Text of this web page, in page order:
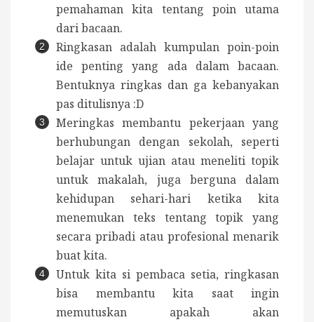
pemahaman kita tentang poin utama
dari bacaan.
Ringkasan adalah kumpulan poin-poin
ide penting yang ada dalam bacaan.
Bentuknya ringkas dan ga kebanyakan
pas ditulisnya :D
Meringkas membantu pekerjaan yang
berhubungan dengan sekolah, seperti
belajar untuk ujian atau meneliti topik
untuk makalah, juga berguna dalam
kehidupan sehari-hari ketika kita
menemukan teks tentang topik yang
secara pribadi atau profesional menarik
buat kita.
Untuk kita si pembaca setia, ringkasan
bisa membantu kita saat ingin
memutuskan apakah akan